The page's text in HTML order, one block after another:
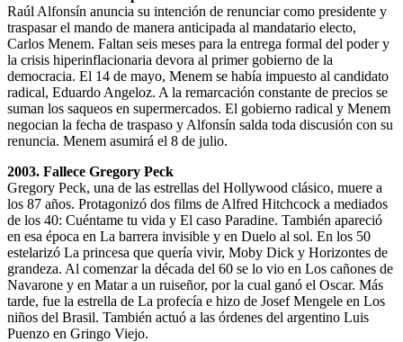
Raúl Alfonsín anuncia su intención de renunciar como presidente y
traspasar el mando de manera anticipada al mandatario electo,
Carlos Menem. Faltan seis meses para la entrega formal del poder y
la crisis hiperinflacionaria devora al primer gobierno de la
democracia. El 14 de mayo, Menem se había impuesto al candidato
radical, Eduardo Angeloz. A la remarcación constante de precios se
suman los saqueos en supermercados. El gobierno radical y Menem
negocian la fecha de traspaso y Alfonsín salda toda discusión con su
renuncia. Menem asumirá el 8 de julio.
2003. Fallece Gregory Peck
Gregory Peck, una de las estrellas del Hollywood clásico, muere a
los 87 años. Protagonizó dos films de Alfred Hitchcock a mediados
de los 40: Cuéntame tu vida y El caso Paradine. También apareció
en esa época en La barrera invisible y en Duelo al sol. En los 50
estelarizó La princesa que quería vivir, Moby Dick y Horizontes de
grandeza. Al comenzar la década del 60 se lo vio en Los cañones de
Navarone y en Matar a un ruiseñor, por la cual ganó el Oscar. Más
tarde, fue la estrella de La profecía e hizo de Josef Mengele en Los
niños del Brasil. También actuó a las órdenes del argentino Luis
Puenzo en Gringo Viejo.